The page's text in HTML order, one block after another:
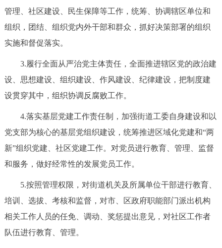
管理、社区建设、民生保障等工作，统筹、协调辖区单位和
组织，团结、组织党内外干部和群众，抓好决策部署的组织
实施和督促落实。
3.履行全面从严治党主体责任，全面推进辖区党的政治建
设、思想建设、组织建设、作风建设、纪律建设，把制度建
设贯穿其中，组织协调反腐败工作。
4.落实基层党建工作责任制，加强街道工委自身建设和以
党支部为核心的基层党组织建设，统筹推进区域化党建和“两
新”组织党建、社区党建工作。对党员进行教育、管理、监督
和服务，做好经常性的发展党员工作。
5.按照管理权限，对街道机关及所属单位干部进行教育、
培训、选拔、考核和监督，对市、区政府职能部门派出机构
相关工作人员的任免、调动、奖惩提出意见，对社区工作者
队伍进行教育、管理。